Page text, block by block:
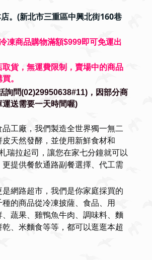
。(新北市三重區中興北街160巷
凍商品購物滿額$999即可免運出
貨，無運費限制，賣場中的商品
。
詢問(02)29950638#11)，因部分商
送需要一天時間喔)
工廠，我們製造全世界獨一無二
天然發酵，並使用新鮮食材和
瑞拉起司，讓您在家七分鐘就可以
提供餐飲通路副餐選擇、代工需
是網路超市，我們是你家庭採買的
的商品從冷凍披薩、食品、用
蔬果、雞鴨魚牛肉、調味料、麵
、米麵食等等，都可以逛逛本超